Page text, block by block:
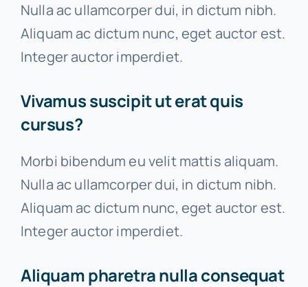
Nulla ac ullamcorper dui, in dictum nibh.
Aliquam ac dictum nunc, eget auctor est.
Integer auctor imperdiet.
Vivamus suscipit ut erat quis
cursus?
Morbi bibendum eu velit mattis aliquam.
Nulla ac ullamcorper dui, in dictum nibh.
Aliquam ac dictum nunc, eget auctor est.
Integer auctor imperdiet.
Aliquam pharetra nulla consequat